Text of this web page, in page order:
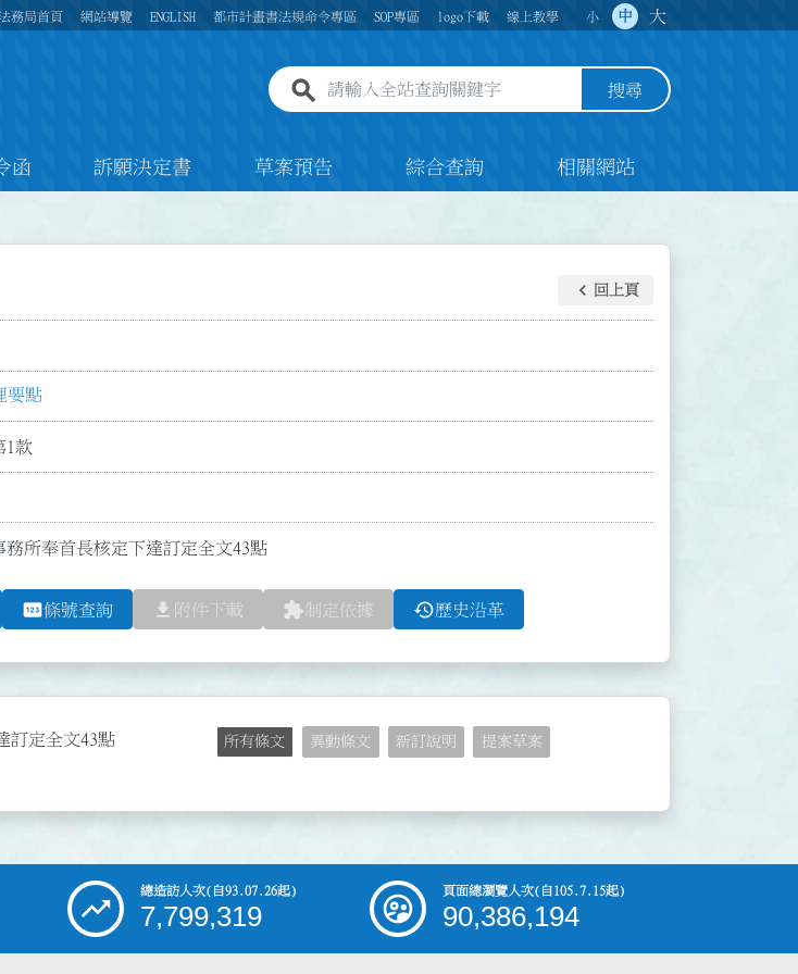
務局首頁 網站導覽 ENGLISH 都市計畫書法規命令專區 SOP專區 logo下載 線上教學 小 中 大
全站查詢關鍵字欄位 搜尋
函 訴願決定書 草案預告 綜合查詢 相關網站
keyboard_arrow_left 回上頁
要點
1款
務所奉首長核定下達訂定全文43點
pin條號查詢 file_download 附件下載 extension制定依據 history歷史沿革
訂定全文43點 所有條文 異動條文 新訂說明 提案草案
總造訪人次(自93.07.26起)
7,799,319
頁面總瀏覽人次(自105.7.15起)
90,386,194